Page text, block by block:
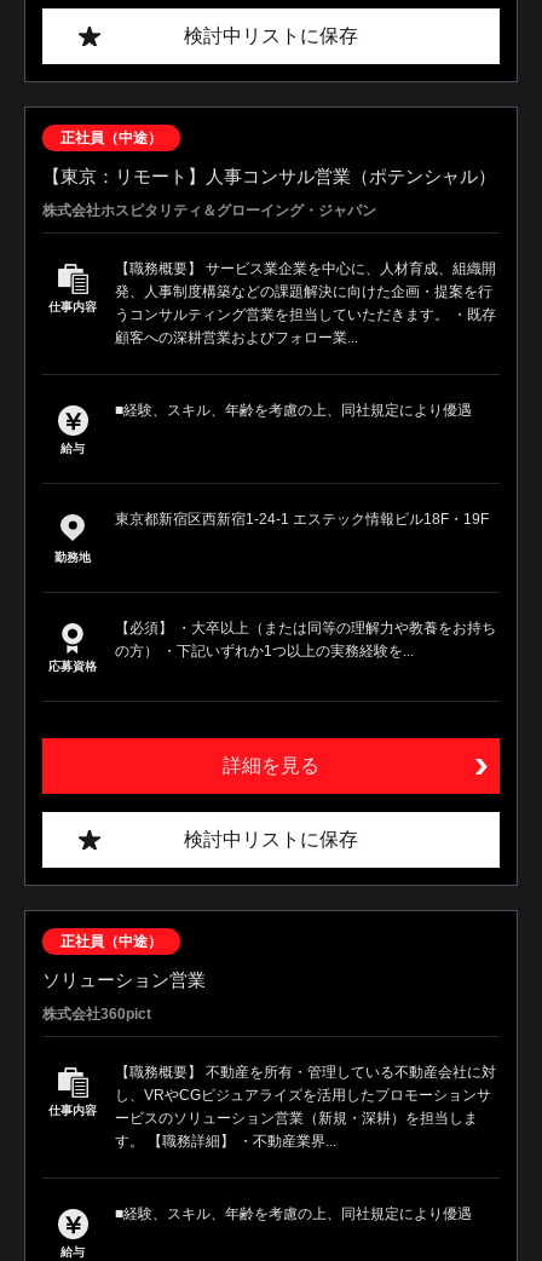
検討中リストに保存
正社員（中途）
【東京：リモート】人事コンサル営業（ポテンシャル）
株式会社ホスピタリティ＆グローイング・ジャパン
仕事内容
【職務概要】 サービス業企業を中心に、人材育成、組織開
発、人事制度構築などの課題解決に向けた企画・提案を行
うコンサルティング営業を担当していただきます。 ・既存
顧客への深耕営業およびフォロー業...
給与
■経験、スキル、年齢を考慮の上、同社規定により優遇
勤務地
東京都新宿区西新宿1-24-1 エステック情報ビル18F・19F
応募資格
【必須】 ・大卒以上（または同等の理解力や教養をお持ち
の方） ・下記いずれか1つ以上の実務経験を...
詳細を見る
検討中リストに保存
正社員（中途）
ソリューション営業
株式会社360pict
仕事内容
【職務概要】 不動産を所有・管理している不動産会社に対
し、VRやCGビジュアライズを活用したプロモーションサ
ービスのソリューション営業（新規・深耕）を担当しま
す。 【職務詳細】 ・不動産業界...
給与
■経験、スキル、年齢を考慮の上、同社規定により優遇